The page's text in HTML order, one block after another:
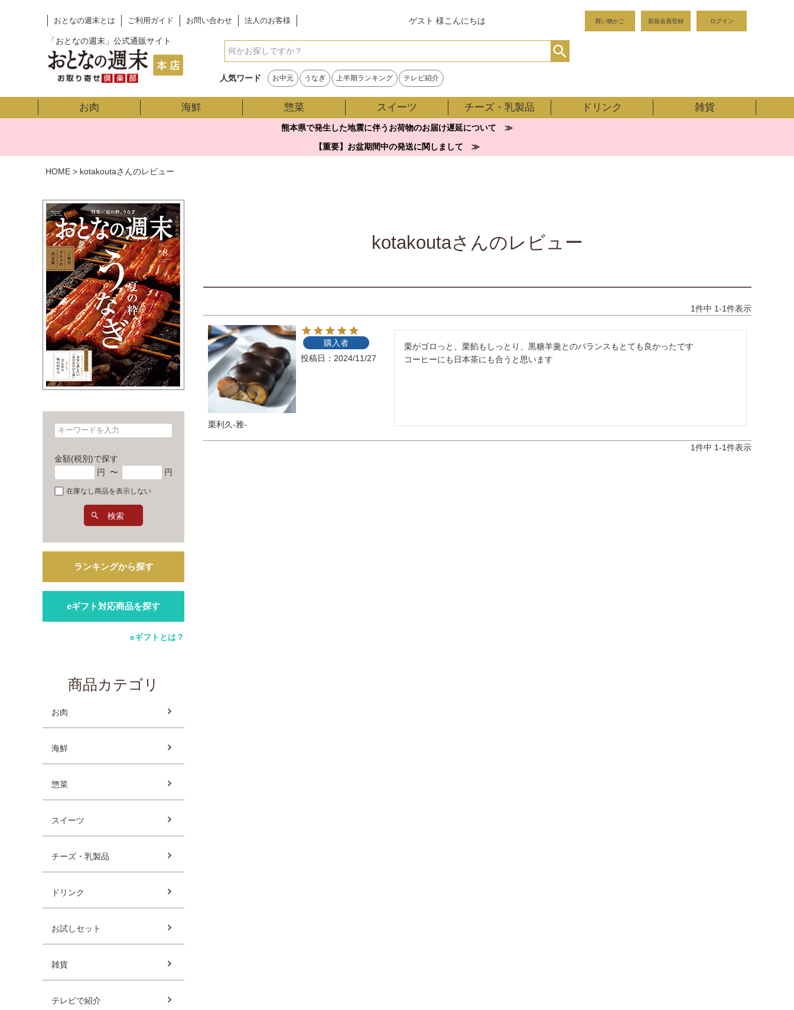
おとなの週末とは ご利用ガイド お問い合わせ 法人のお客様 ゲスト 様こんにちは
「おとなの週末」公式通販サイト
買い物かご 新規会員登録 ログイン
検索
人気ワード お中元 うなぎ 上半期ランキング テレビ紹介
お肉 海鮮 惣菜 スイーツ チーズ・乳製品 ドリンク 雑貨
熊本県で発生した地震に伴うお荷物のお届け遅延について ≫
【重要】お盆期間中の発送に関しまして ≫
HOME kotakoutaさんのレビュー
金額(税別)で探す
円
〜 円
在庫なし商品を表示しない
検索
ランキングから探す
eギフト対応商品を探す
eギフトとは？
商品カテゴリ
お肉
海鮮
惣菜
スイーツ
チーズ・乳製品
ドリンク
お試しセット
雑貨
テレビで紹介
kotakoutaさんのレビュー
1件中 1-1件表示
栗利久-雅-
購入者
投稿日
2024/11/27
栗がゴロっと、栗餡もしっとり、黒糖羊羹とのバランスもとても良かったです
コーヒーにも日本茶にも合うと思います
1件中 1-1件表示